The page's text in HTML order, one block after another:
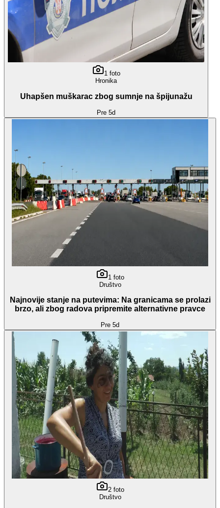
1foto
Hronika
Uhapšen muškarac zbog sumnje na špijunažu
Pre 5d
1 foto
Društvo
Najnovije stanje na putevima: Na granicama se prolazi
brzo, ali zbog radova pripremite alternativne pravce
Pre 5d
2foto
Društvo